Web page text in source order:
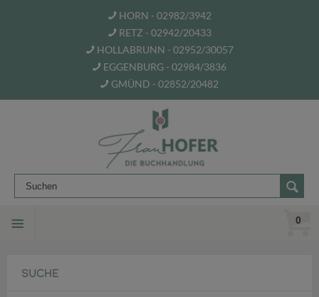
HORN - 02982/3942
RETZ - 02942/20433
HOLLABRUNN - 02952/30057
EGGENBURG - 02984/3836
GMÜND - 02852/20482
0
SUCHE